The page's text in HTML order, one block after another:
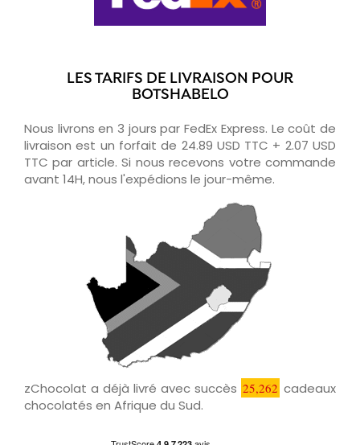
LES TARIFS DE LIVRAISON POUR
BOTSHABELO
Nous livrons en 3 jours par FedEx Express. Le coût de
livraison est un forfait de 24.89 USD TTC + 2.07 USD
TTC par article. Si nous recevons votre commande
avant 14H, nous l'expédions le jour-même.
zChocolat a déjà livré avec succès 25,262 cadeaux
chocolatés en Afrique du Sud.